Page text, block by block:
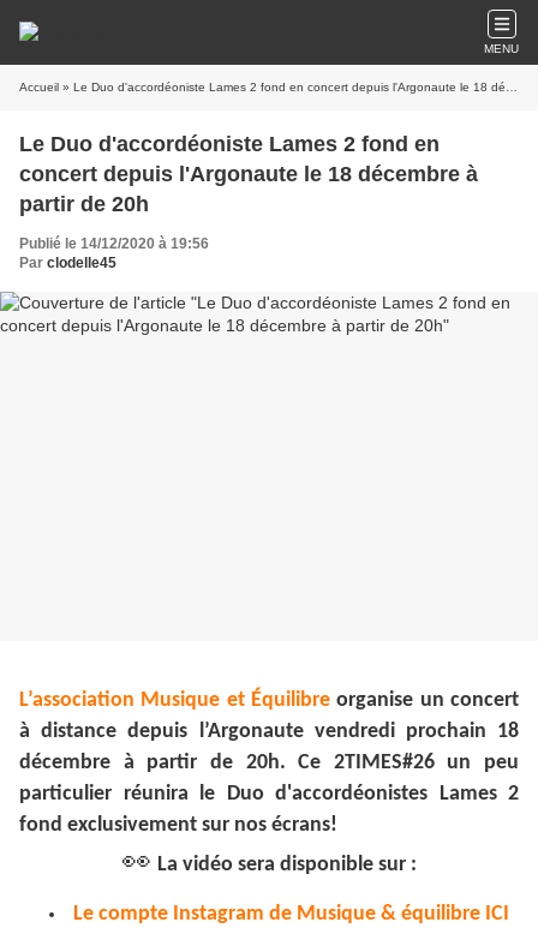
MENU
Accueil » Le Duo d'accordéoniste Lames 2 fond en concert depuis l'Argonaute le 18 décembre à partir de 20h
Le Duo d'accordéoniste Lames 2 fond en
concert depuis l'Argonaute le 18 décembre à
partir de 20h
Publié le 14/12/2020 à 19:56
Par clodelle45
L’association Musique et Équilibre organise un concert
à distance depuis l’Argonaute vendredi prochain 18
décembre à partir de 20h. Ce 2TIMES#26 un peu
particulier réunira le Duo d'accordéonistes Lames 2
fond exclusivement sur nos écrans!
👀 La vidéo sera disponible sur :
Le compte Instagram de Musique & équilibre ICI